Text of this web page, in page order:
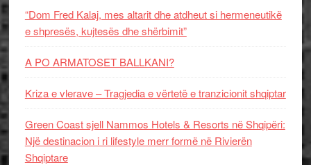
“Dom Fred Kalaj, mes altarit dhe atdheut si hermeneutikë
e shpresës, kujtesës dhe shërbimit”
A PO ARMATOSET BALLKANI?
Kriza e vlerave – Tragjedia e vërtetë e tranzicionit shqiptar
Green Coast sjell Nammos Hotels & Resorts në Shqipëri:
Një destinacion i ri lifestyle merr formë në Rivierën
Shqiptare